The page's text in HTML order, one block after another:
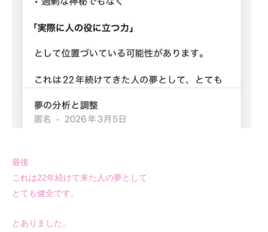
最後
これは22年続けて来た人の夢として
とても健全です。
とありました。